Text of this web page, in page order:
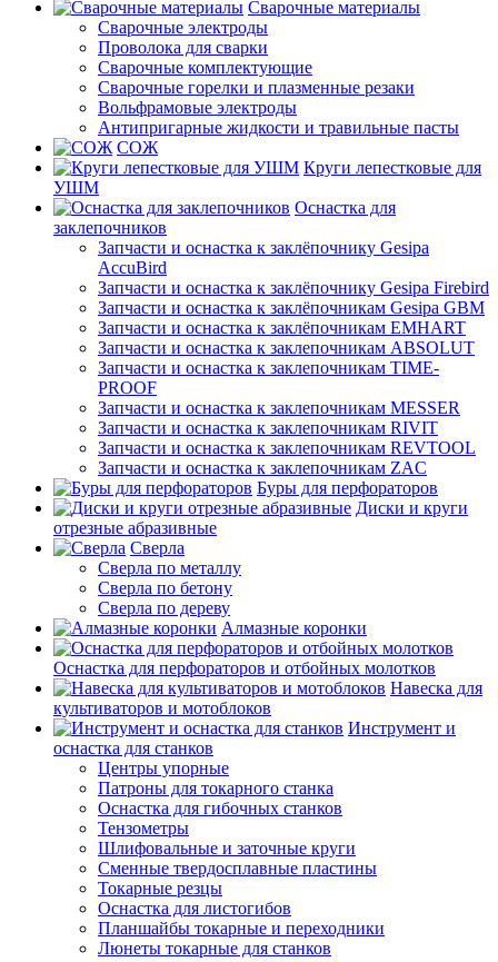
Сварочные материалы
Сварочные электроды
Проволока для сварки
Сварочные комплектующие
Сварочные горелки и плазменные резаки
Вольфрамовые электроды
Антипригарные жидкости и травильные пасты
СОЖ
Круги лепестковые для
УШМ
Оснастка для
заклепочников
Запчасти и оснастка к заклёпочнику Gesipa
AccuBird
Запчасти и оснастка к заклёпочнику Gesipa Firebird
Запчасти и оснастка к заклёпочникам Gesipa GBM
Запчасти и оснастка к заклёпочникам EMHART
Запчасти и оснастка к заклепочникам ABSOLUT
Запчасти и оснастка к заклепочникам TIME-
PROOF
Запчасти и оснастка к заклепочникам MESSER
Запчасти и оснастка к заклепочникам RIVIT
Запчасти и оснастка к заклепочникам REVTOOL
Запчасти и оснастка к заклепочникам ZAC
Буры для перфораторов
Диски и круги
отрезные абразивные
Сверла
Сверла по металлу
Сверла по бетону
Сверла по дереву
Алмазные коронки
Оснастка для перфораторов и отбойных молотков
Навеска для
культиваторов и мотоблоков
Инструмент и
оснастка для станков
Центры упорные
Патроны для токарного станка
Оснастка для гибочных станков
Тензометры
Шлифовальные и заточные круги
Сменные твердосплавные пластины
Токарные резцы
Оснастка для листогибов
Планшайбы токарные и переходники
Люнеты токарные для станков